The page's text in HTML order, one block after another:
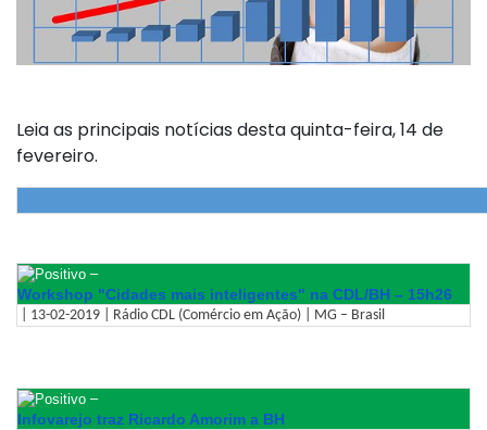
Leia as principais notícias desta quinta-feira, 14 de
fevereiro.
–
Workshop "Cidades mais inteligentes" na CDL/BH – 15h26
| 13-02-2019 | Rádio CDL (Comércio em Ação) | MG – Brasil
–
Infovarejo traz Ricardo Amorim a BH